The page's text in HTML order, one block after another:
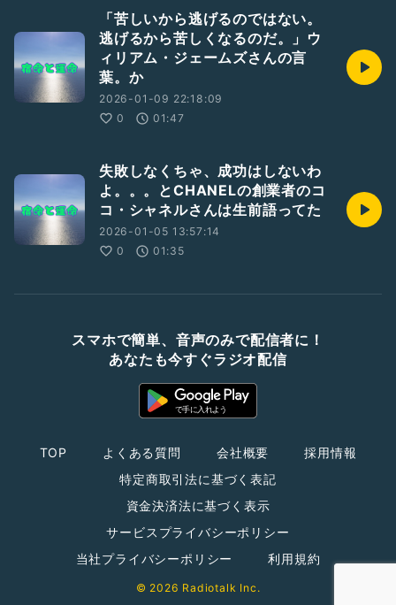
「苦しいから逃げるのではない。
逃げるから苦しくなるのだ。」ウ
ィリアム・ジェームズさんの言
葉。か
2026-01-09 22:18:09
0
01:47
失敗しなくちゃ、成功はしないわ
よ。。。とCHANELの創業者のコ
コ・シャネルさんは生前語ってた
2026-01-05 13:57:14
0
01:35
スマホで簡単、音声のみで配信者に！
あなたも今すぐラジオ配信
TOP よくある質問 会社概要
採用情報
特定商取引法に基づく表記
資金決済法に基づく表示
サービスプライバシーポリシー
当社プライバシーポリシー
利用規約
© 2026 Radiotalk Inc.